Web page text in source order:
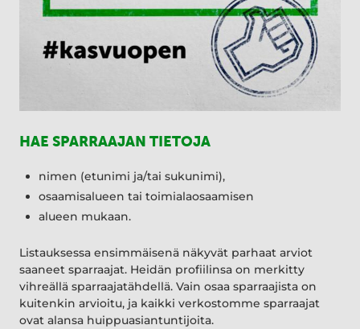
HAE SPARRAAJAN TIETOJA
nimen (etunimi ja/tai sukunimi),
osaamisalueen tai toimialaosaamisen
alueen mukaan.
Listauksessa ensimmäisenä näkyvät parhaat arviot
saaneet sparraajat. Heidän profiilinsa on merkitty
vihreällä sparraajatähdellä. Vain osaa sparraajista on
kuitenkin arvioitu, ja kaikki verkostomme sparraajat
ovat alansa huippuasiantuntijoita.